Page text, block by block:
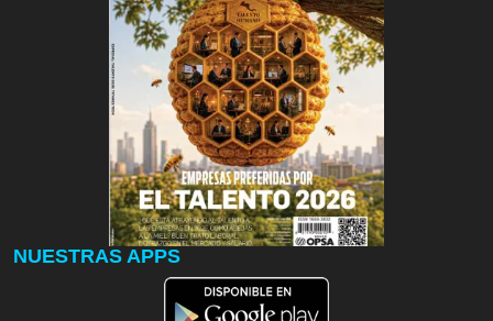
NUESTRAS APPS